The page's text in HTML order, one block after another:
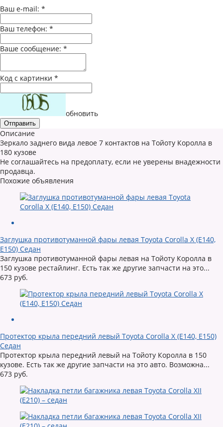
Ваш e-mail: *
Ваш телефон: *
Ваше сообщение: *
Код с картинки *
обновить
Описание
Зеркало заднего вида левое 7 контактов на Тойоту Королла в
180 кузове
Не соглашайтесь на предоплату, если не уверены внадежности
продавца.
Похожие объявления
Заглушка противотуманной фары левая Toyota Corolla X (E140,
E150) Седан
Заглушка противотуманной фары левая на Тойоту Королла в
150 кузове рестайлинг. Есть так же другие запчасти на это...
673 руб.
Протектор крыла передний левый Toyota Corolla X (E140, E150)
Седан
Протектор крыла передний левый на Тойоту Королла в 150
кузове. Есть так же другие запчасти на это авто. Возможна...
673 руб.